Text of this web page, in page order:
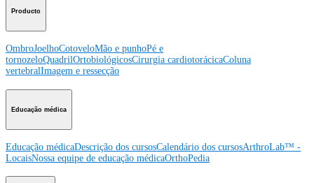
Producto
OmbroJoelhoCotoveloMão e punhoPé e
tornozeloQuadrilOrtobiológicosCirurgia cardiotorácicaColuna
vertebralImagem e ressecção
Educação médica
Educação médicaDescrição dos cursosCalendário dos cursosArthroLab™ -
LocaisNossa equipe de educação médicaOrthoPedia